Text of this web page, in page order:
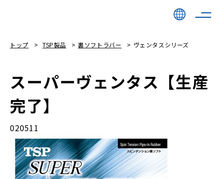
トップ TSP製品 裏ソフトラバー ヴェンタスシリーズ
スーパーヴェンタス【生産
完了】
020511